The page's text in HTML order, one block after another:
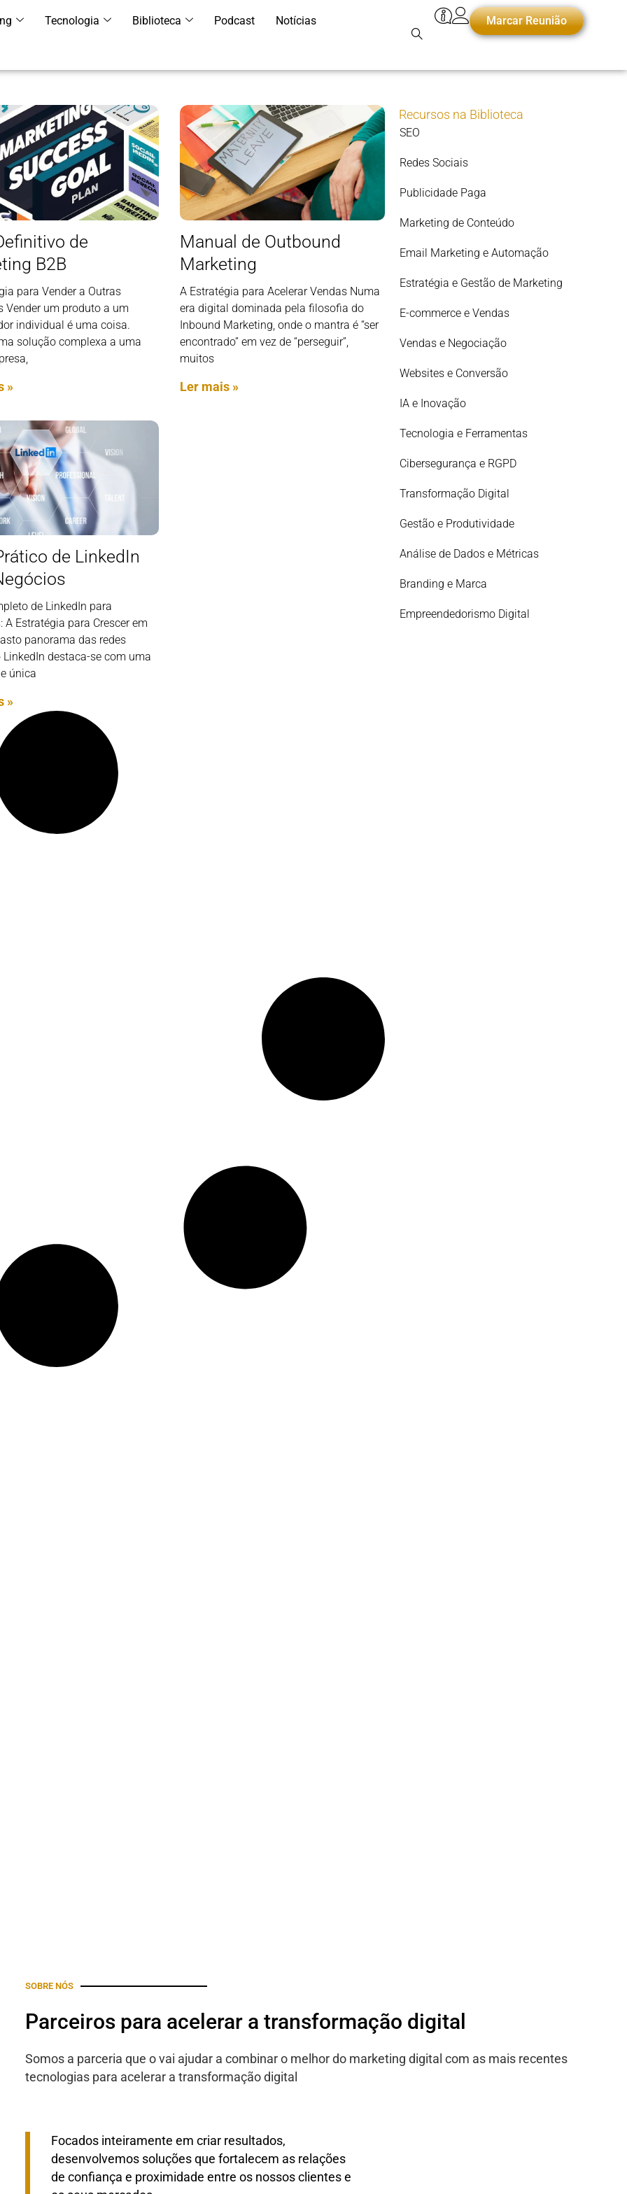
Tecnologia Biblioteca Podcast Notícias Marcar Reunião
de
B2B
para Vender a Outras
Vender um produto a um
individual é uma coisa.
solução complexa a uma
»
Manual de Outbound
Marketing
A Estratégia para Acelerar Vendas Numa
era digital dominada pela filosofia do
Inbound Marketing, onde o mantra é “ser
encontrado” em vez de “perseguir”,
muitos
Ler mais »
de LinkedIn
de LinkedIn para
A Estratégia para Crescer em
panorama das redes
LinkedIn destaca-se com uma
única
»
Recursos na Biblioteca
SEO
Redes Sociais
Publicidade Paga
Marketing de Conteúdo
Email Marketing e Automação
Estratégia e Gestão de Marketing
E-commerce e Vendas
Vendas e Negociação
Websites e Conversão
IA e Inovação
Tecnologia e Ferramentas
Cibersegurança e RGPD
Transformação Digital
Gestão e Produtividade
Análise de Dados e Métricas
Branding e Marca
Empreendedorismo Digital
SOBRE NÓS
Parceiros para acelerar a transformação digital
Somos a parceria que o vai ajudar a combinar o melhor do marketing digital com as mais recentes
tecnologias para acelerar a transformação digital
Focados inteiramente em criar resultados,
desenvolvemos soluções que fortalecem as relações
de confiança e proximidade entre os nossos clientes e